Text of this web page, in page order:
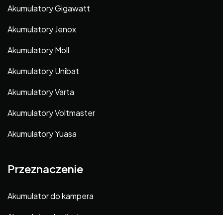
Akumulatory Gigawatt
Akumulatory Jenox
Akumulatory Moll
Akumulatory Unibat
Akumulatory Varta
Akumulatory Voltmaster
Akumulatory Yuasa
Przeznaczenie
Akumulator do kampera